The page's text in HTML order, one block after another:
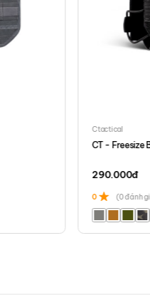
Ctactical
CT - Freesize
290.000đ
0 (0 đánh